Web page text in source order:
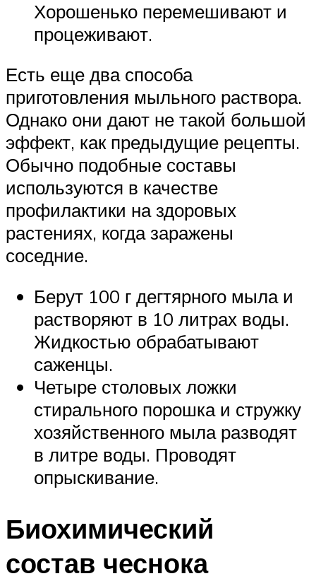
Хорошенько перемешивают и
процеживают.
Есть еще два способа
приготовления мыльного раствора.
Однако они дают не такой большой
эффект, как предыдущие рецепты.
Обычно подобные составы
используются в качестве
профилактики на здоровых
растениях, когда заражены
соседние.
Берут 100 г дегтярного мыла и
растворяют в 10 литрах воды.
Жидкостью обрабатывают
саженцы.
Четыре столовых ложки
стирального порошка и стружку
хозяйственного мыла разводят
в литре воды. Проводят
опрыскивание.
Биохимический
состав чеснока